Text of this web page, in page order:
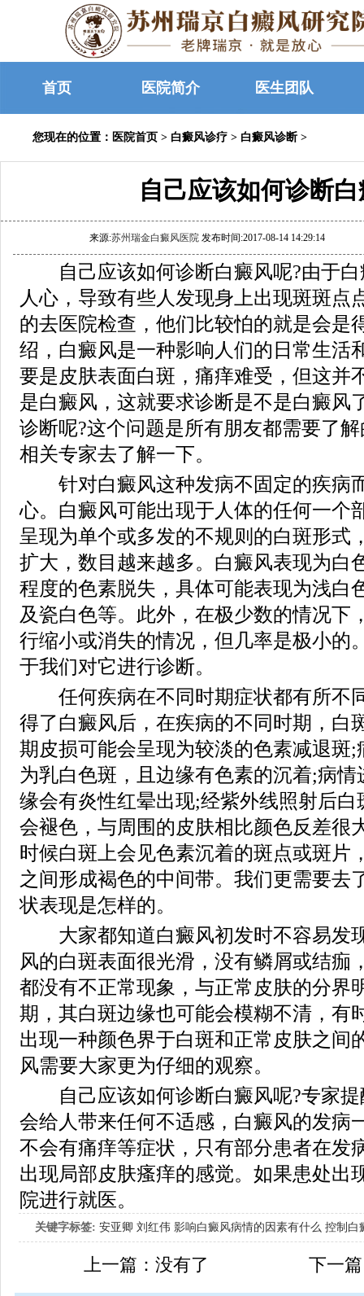
首页 医院简介 医生团队
您现在的位置： 医院首页 > 白癜风诊疗 > 白癜风诊断 >
自己应该如何诊断
来源:苏州瑞金白癜风医院 发布时间:2017-08-14 14:29:14
自己应该如何诊断白癜风呢?由于白
人心，导致有些人发现身上出现斑斑点
的去医院检查，他们比较怕的就是会是
绍，白癜风是一种影响人们的日常生活
要是皮肤表面白斑，痛痒难受，但这并
是白癜风，这就要求诊断是不是白癜风
诊断呢?这个问题是所有朋友都需要了
相关专家去了解一下。
针对白癜风这种发病不固定的疾病
心。白癜风可能出现于人体的任何一个
呈现为单个或多发的不规则的白斑形式
扩大，数目越来越多。白癜风表现为白
程度的色素脱失，具体可能表现为浅白
及瓷白色等。此外，在极少数的情况下
行缩小或消失的情况，但几率是极小的
于我们对它进行诊断。
任何疾病在不同时期症状都有所不
得了白癜风后，在疾病的不同时期，白
期皮损可能会呈现为较淡的色素减退斑
为乳白色斑，且边缘有色素的沉着;病
缘会有炎性红晕出现;经紫外线照射后
会褪色，与周围的皮肤相比颜色反差很
时候白斑上会见色素沉着的斑点或斑片
之间形成褐色的中间带。我们更需要去
状表现是怎样的。
大家都知道白癜风初发时不容易发
风的白斑表面很光滑，没有鳞屑或结痂
都没有不正常现象，与正常皮肤的分界
期，其白斑边缘也可能会模糊不清，有
出现一种颜色界于白斑和正常皮肤之间
风需要大家更为仔细的观察。
自己应该如何诊断白癜风呢?专家提
会给人带来任何不适感，白癜风的发病
不会有痛痒等症状，只有部分患者在发
出现局部皮肤瘙痒的感觉。如果患处出
院进行就医。
关键字标签: 安亚卿 刘红伟 影响白癜风病情的因素有什么 控制白
女生应该如何治疗呢
上一篇：没有了 下一